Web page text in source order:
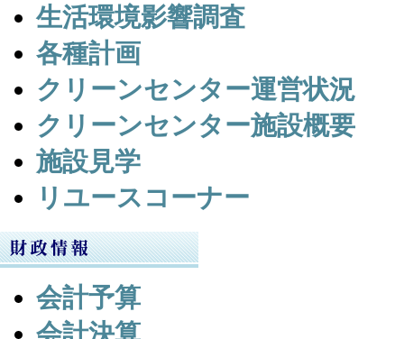
生活環境影響調査
各種計画
クリーンセンター運営状況
クリーンセンター施設概要
施設見学
リユースコーナー
会計予算